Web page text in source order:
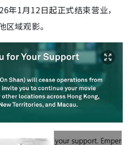
年1月12日起正式结束营业，
域观影。